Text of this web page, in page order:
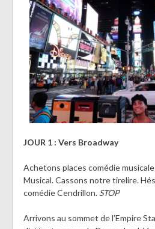
JOUR 1 : Vers Broadway
Achetons places comédie
Musical. Cassons notre tirelire.
comédie Cendrillon. STOP
Arrivons au sommet de l’Empire